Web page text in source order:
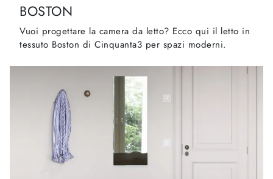
BOSTON
Vuoi progettare la camera da letto? Ecco qui il letto in
tessuto Boston di Cinquanta3 per spazi moderni.